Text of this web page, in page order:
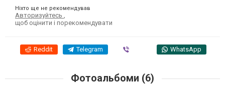
Ніхто ще не рекомендував
Авторизуйтесь
щоб оцінити і порекомендувати
Reddit Telegram WhatsApp
Фотоальбоми (6)